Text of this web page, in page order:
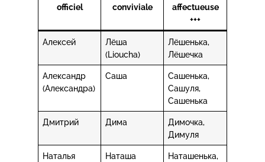
officiel
conviviale
affectueuse
+++
Алексей
Лёша
(Lioucha)
Лёшенька,
Лёшечка
Александр
(Aлександрa)
Саша
Сашенька,
Сашуля,
Сашенька
Дмитрий Дима
Димочка,
Димуля
Наталья Наташа
Наташенька,